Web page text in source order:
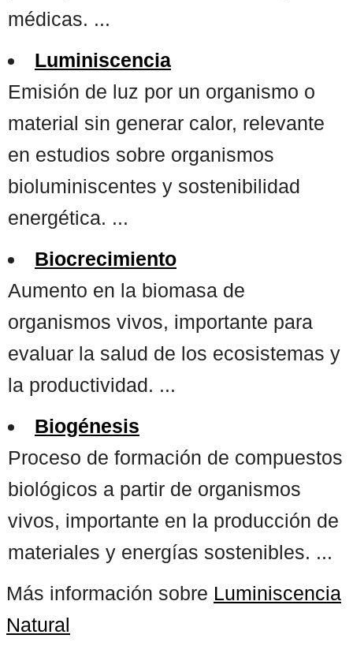
médicas. ...
Luminiscencia
Emisión de luz por un organismo o
material sin generar calor, relevante
en estudios sobre organismos
bioluminiscentes y sostenibilidad
energética. ...
Biocrecimiento
Aumento en la biomasa de
organismos vivos, importante para
evaluar la salud de los ecosistemas y
la productividad. ...
Biogénesis
Proceso de formación de compuestos
biológicos a partir de organismos
vivos, importante en la producción de
materiales y energías sostenibles. ...
Más información sobre Luminiscencia
Natural